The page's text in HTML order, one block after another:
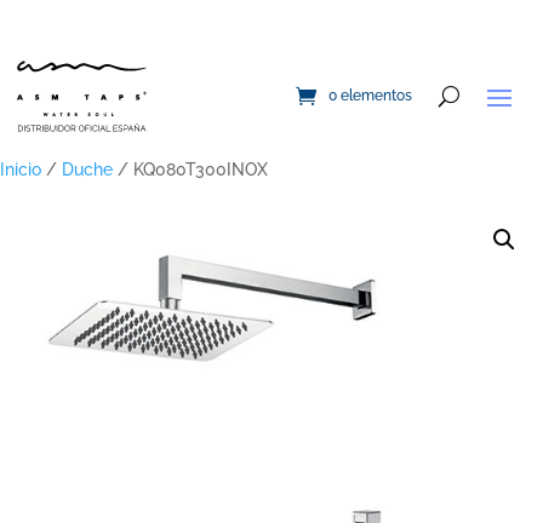
0 elementos
Inicio / Duche / KQ080T300INOX